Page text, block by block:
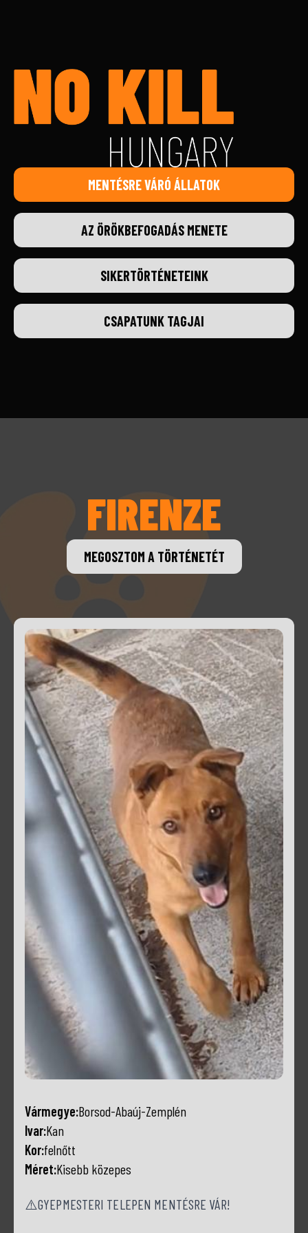
MENTÉSRE VÁRÓ ÁLLATOK
AZ ÖRÖKBEFOGADÁS MENETE
SIKERTÖRTÉNETEINK
CSAPATUNK TAGJAI
MEGOSZTOM A TÖRTÉNETÉT
FIRENZE
Vármegye:Borsod-Abaúj-Zemplén
Ivar:Kan
Kor:felnőtt
Méret:Kisebb közepes
⚠️GYEPMESTERI TELEPEN MENTÉSRE VÁR!